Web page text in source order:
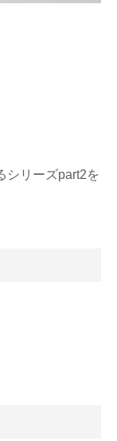
シリーズpart2を